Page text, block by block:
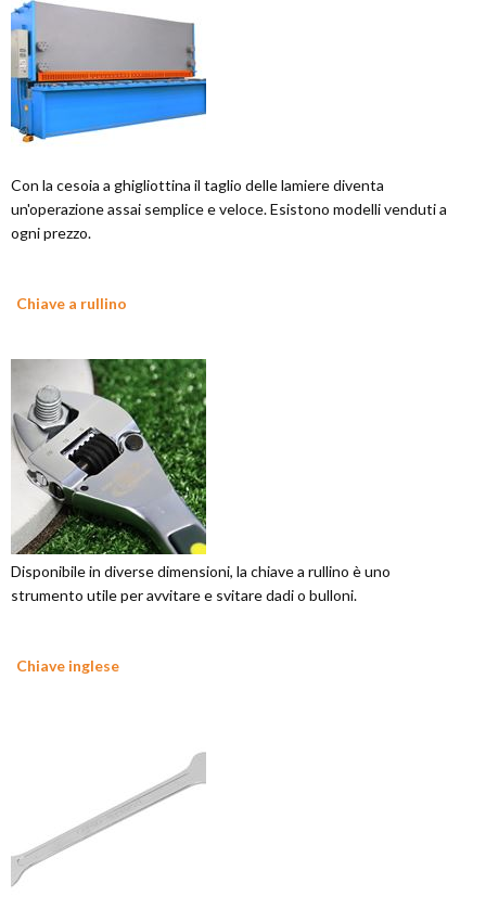
Con la cesoia a ghigliottina il taglio delle lamiere diventa
un'operazione assai semplice e veloce. Esistono modelli venduti a
ogni prezzo.
Chiave a rullino
Disponibile in diverse dimensioni, la chiave a rullino è uno
strumento utile per avvitare e svitare dadi o bulloni.
Chiave inglese